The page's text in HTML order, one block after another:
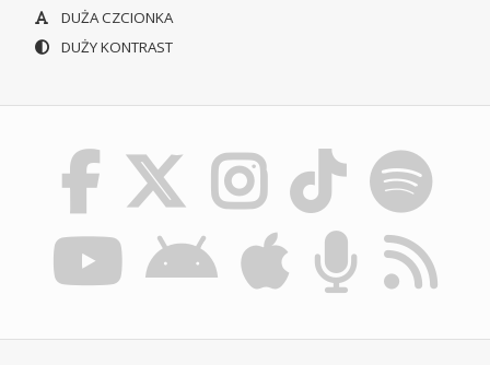
DUŻA CZCIONKA
DUŻY KONTRAST